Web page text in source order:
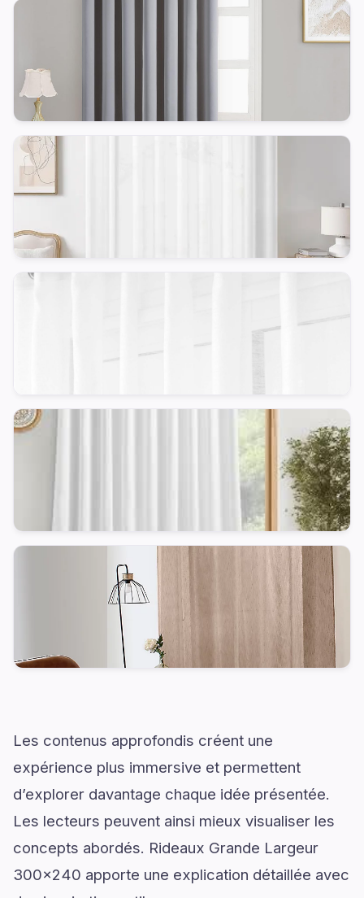
Les contenus approfondis créent une
expérience plus immersive et permettent
d’explorer davantage chaque idée présentée.
Les lecteurs peuvent ainsi mieux visualiser les
concepts abordés. Rideaux Grande Largeur
300x240 apporte une explication détaillée avec